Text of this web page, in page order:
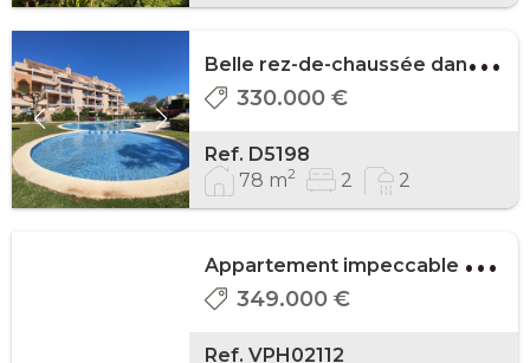
B
elle rez-de-chaussée dans la zone hôteliè ...
330.000 €
Ref. D5198
78 m2 2 2
A
ppartement impeccable avec terrasse, parking ...
349.000 €
Ref. VPH02112